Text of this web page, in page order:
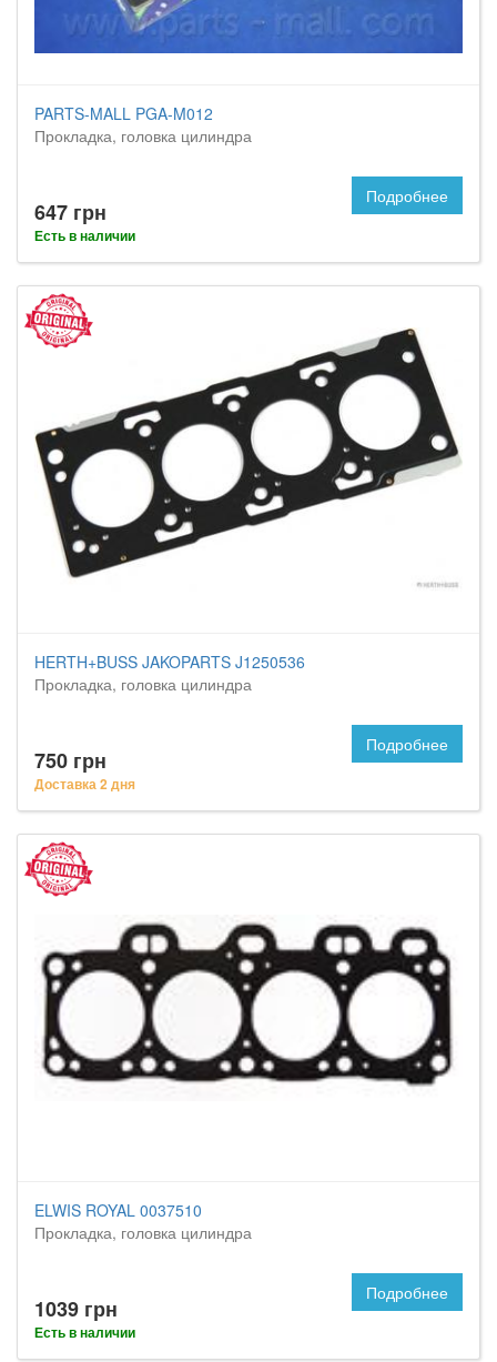
PARTS-MALL PGA-M012
Прокладка, головка цилиндра
647 грн
Есть в наличии
Подробнее
HERTH+BUSS JAKOPARTS J1250536
Прокладка, головка цилиндра
750 грн
Доставка 2 дня
Подробнее
ELWIS ROYAL 0037510
Прокладка, головка цилиндра
1039 грн
Есть в наличии
Подробнее